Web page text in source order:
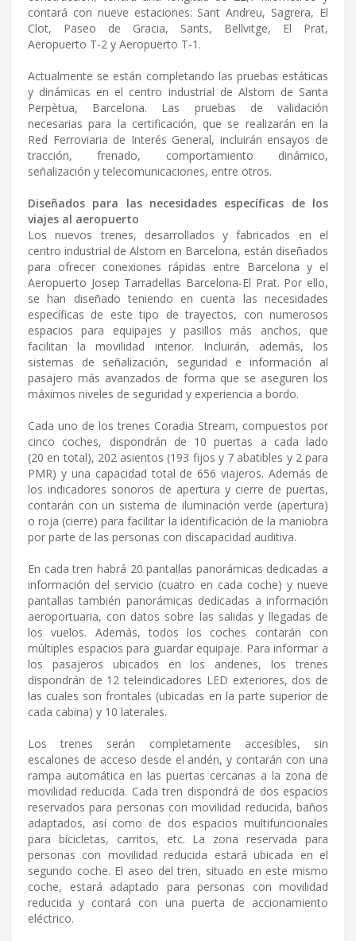
contará con nueve estaciones: Sant Andreu, Sagrera, El
Clot, Paseo de Gracia, Sants, Bellvitge, El Prat,
Aeropuerto T-2 y Aeropuerto T-1.
Actualmente se están completando las pruebas estáticas
y dinámicas en el centro industrial de Alstom de Santa
Perpètua, Barcelona. Las pruebas de validación
necesarias para la certificación, que se realizarán en la
Red Ferroviaria de Interés General, incluirán ensayos de
tracción, frenado, comportamiento dinámico,
señalización y telecomunicaciones, entre otros.
Diseñados para las necesidades específicas de los
viajes al aeropuerto
Los nuevos trenes, desarrollados y fabricados en el
centro industrial de Alstom en Barcelona, están diseñados
para ofrecer conexiones rápidas entre Barcelona y el
Aeropuerto Josep Tarradellas Barcelona-El Prat. Por ello,
se han diseñado teniendo en cuenta las necesidades
específicas de este tipo de trayectos, con numerosos
espacios para equipajes y pasillos más anchos, que
facilitan la movilidad interior. Incluirán, además, los
sistemas de señalización, seguridad e información al
pasajero más avanzados de forma que se aseguren los
máximos niveles de seguridad y experiencia a bordo.
Cada uno de los trenes Coradia Stream, compuestos por
cinco coches, dispondrán de 10 puertas a cada lado
(20 en total), 202 asientos (193 fijos y 7 abatibles y 2 para
PMR) y una capacidad total de 656 viajeros. Además de
los indicadores sonoros de apertura y cierre de puertas,
contarán con un sistema de iluminación verde (apertura)
o roja (cierre) para facilitar la identificación de la maniobra
por parte de las personas con discapacidad auditiva.
En cada tren habrá 20 pantallas panorámicas dedicadas a
información del servicio (cuatro en cada coche) y nueve
pantallas también panorámicas dedicadas a información
aeroportuaria, con datos sobre las salidas y llegadas de
los vuelos. Además, todos los coches contarán con
múltiples espacios para guardar equipaje. Para informar a
los pasajeros ubicados en los andenes, los trenes
dispondrán de 12 teleindicadores LED exteriores, dos de
las cuales son frontales (ubicadas en la parte superior de
cada cabina) y 10 laterales.
Los trenes serán completamente accesibles, sin
escalones de acceso desde el andén, y contarán con una
rampa automática en las puertas cercanas a la zona de
movilidad reducida. Cada tren dispondrá de dos espacios
reservados para personas con movilidad reducida, baños
adaptados, así como de dos espacios multifuncionales
para bicicletas, carritos, etc. La zona reservada para
personas con movilidad reducida estará ubicada en el
segundo coche. El aseo del tren, situado en este mismo
coche, estará adaptado para personas con movilidad
reducida y contará con una puerta de accionamiento
eléctrico.